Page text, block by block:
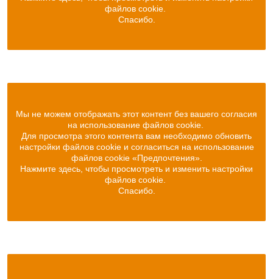
файлов cookie.
Спасибо.
Мы не можем отображать этот контент без вашего согласия
на использование файлов cookie.
Для просмотра этого контента вам необходимо обновить
настройки файлов cookie и согласиться на использование
файлов cookie «Предпочтения».
Нажмите здесь, чтобы просмотреть и изменить настройки
файлов cookie.
Спасибо.